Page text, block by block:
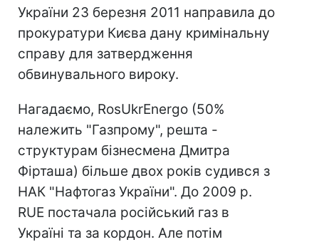
України 23 березня 2011 направила до
прокуратури Києва дану кримінальну
справу для затвердження
обвинувального вироку.
Нагадаємо, RosUkrEnergo (50%
належить "Газпрому", решта -
структурам бізнесмена Дмитра
Фірташа) більше двох років судився з
НАК "Нафтогаз України". До 2009 р.
RUE постачала російський газ в
Україні та за кордон. Але потім